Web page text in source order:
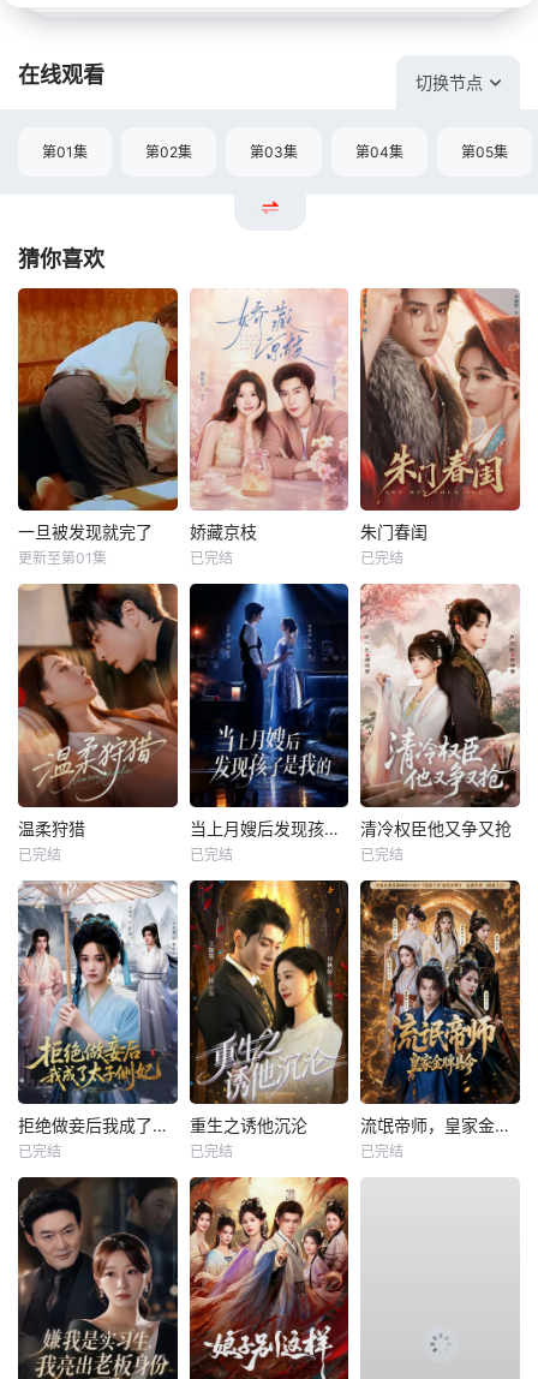
在线观看 切换节点
第01集 第02集 第03集 第04集 第05集
猜你喜欢
一旦被发现就完了
更新至第01集
娇藏京枝
已完结
朱门春闺
已完结
温柔狩猎
已完结
当上月嫂后发现孩子是我的
已完结
清冷权臣他又争又抢
已完结
拒绝做妾后我成了太子侧妃
已完结
重生之诱他沉沦
已完结
流氓帝师，皇家金牌县令
已完结